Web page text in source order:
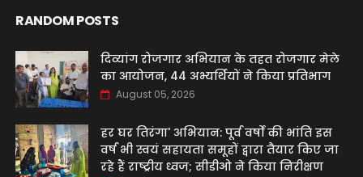
RANDOM POSTS
दिव्यांग रोजगार अभियान के तहत रोजगार मेले
का आयोजन, 44 अभ्यर्थियों ने किया प्रतिभाग
August 05, 2026
हर घर तिरंगा' अभियान: पूर्व वर्षों की भांति इस
वर्ष भी स्वयं सहायता समूहों द्वारा तैयार किए जा
रहे हैं राष्ट्रीय ध्वज; सीडीओ ने किया निरीक्षण